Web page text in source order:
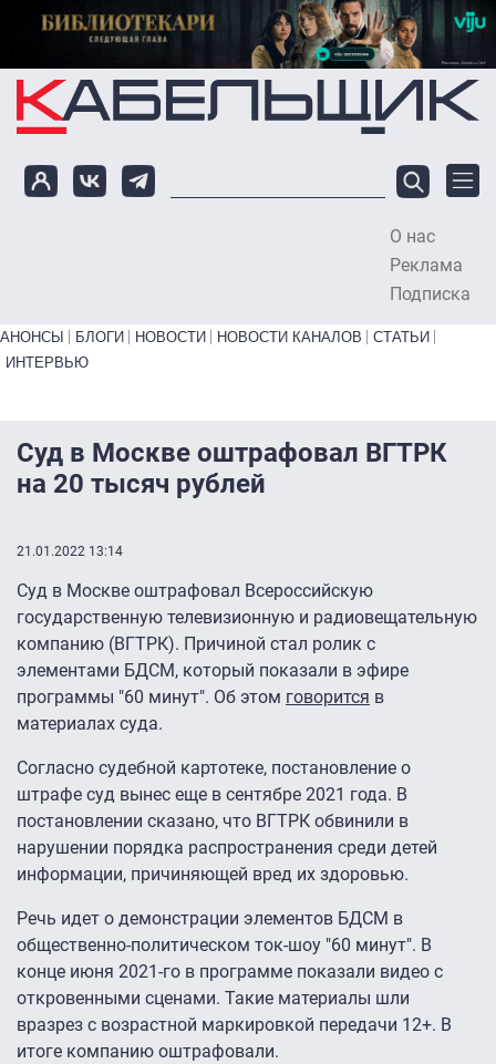
Перейти к основному содержанию
О нас
Реклама
Подписка
Primary links bottom
АНОНСЫ БЛОГИ НОВОСТИ НОВОСТИ КАНАЛОВ
СТАТЬИ
ИНТЕРВЬЮ
Суд в Москве оштрафовал ВГТРК
на 20 тысяч рублей
21.01.2022 13:14
Суд в Москве оштрафовал Всероссийскую
государственную телевизионную и радиовещательную
компанию (ВГТРК). Причиной стал ролик с
элементами БДСМ, который показали в эфире
программы "60 минут". Об этом говорится в
материалах суда.
Согласно судебной картотеке, постановление о
штрафе суд вынес еще в сентябре 2021 года. В
постановлении сказано, что ВГТРК обвинили в
нарушении порядка распространения среди детей
информации, причиняющей вред их здоровью.
Речь идет о демонстрации элементов БДСМ в
общественно-политическом ток-шоу "60 минут". В
конце июня 2021-го в программе показали видео с
откровенными сценами. Такие материалы шли
вразрез с возрастной маркировкой передачи 12+. В
итоге компанию оштрафовали.